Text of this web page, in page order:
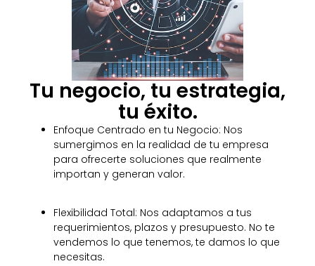
Tu negocio, tu estrategia,
tu éxito.
Enfoque Centrado en tu Negocio: Nos
sumergimos en la realidad de tu empresa
para ofrecerte soluciones que realmente
importan y generan valor.
Flexibilidad Total: Nos adaptamos a tus
requerimientos, plazos y presupuesto. No te
vendemos lo que tenemos, te damos lo que
necesitas.